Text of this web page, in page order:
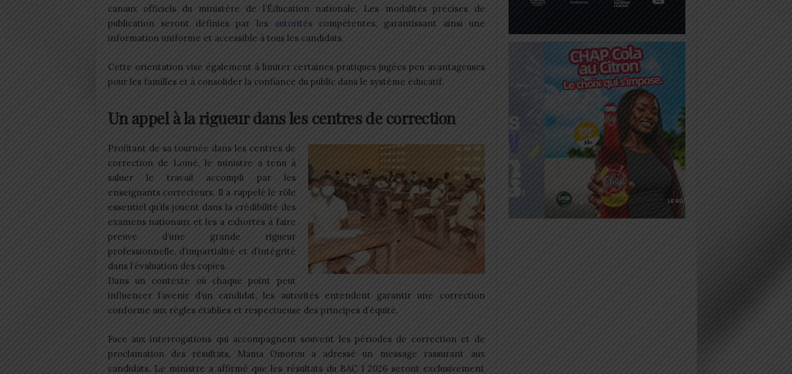
canaux officiels du ministère de l’Éducation nationale. Les modalités précises de
publication seront définies par les autoritéscompétentes, garantissant ainsi une
information uniforme et accessible à tous les candidats.
Cette orientation vise également à limiter certaines pratiques jugées peu avantageuses
pour les familles et à consolider la confiance du public dans le système éducatif.
Un appel à la rigueur dans les centres de correction
Profitant de sa tournée dans les centres de
correction de Lomé, le ministre a tenu à
saluer le travail accompli par les
enseignants correcteurs. Il a rappelé le rôle
essentiel qu’ils jouent dans la crédibilité des
examens nationaux et les a exhortés à faire
preuve d’une grande rigueur
professionnelle, d’impartialité et d’intégrité
dans l’évaluation des copies.
Dans un contexte où chaque point peut
influencer l’avenir d’un candidat, les autorités entendent garantir une correction
conforme aux règles établies et respectueuse des principes d’équité.
Face aux interrogations qui accompagnent souvent les périodes de correction et de
proclamation des résultats, Mama Omorou a adressé un message rassurant aux
candidats. Le ministre a affirmé que les résultats du BAC I 2026 seront exclusivement